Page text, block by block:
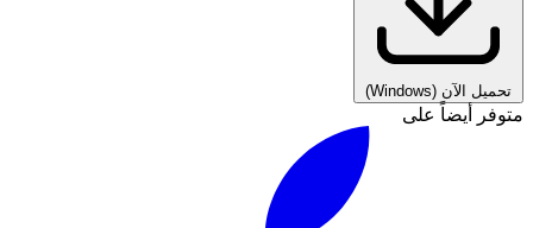
تحميل الآن (Windows)
متوفر أيضاً على